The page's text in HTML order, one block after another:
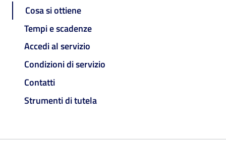
Cosa si ottiene
Tempi e scadenze
Accedi al servizio
Condizioni di servizio
Contatti
Strumenti di tutela